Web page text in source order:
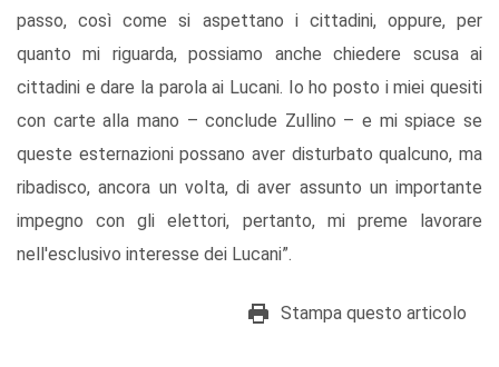
passo, così come si aspettano i cittadini, oppure, per
quanto mi riguarda, possiamo anche chiedere scusa ai
cittadini e dare la parola ai Lucani. Io ho posto i miei quesiti
con carte alla mano – conclude Zullino – e mi spiace se
queste esternazioni possano aver disturbato qualcuno, ma
ribadisco, ancora un volta, di aver assunto un importante
impegno con gli elettori, pertanto, mi preme lavorare
nell'esclusivo interesse dei Lucani”.
Stampa questo articolo